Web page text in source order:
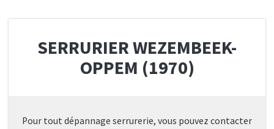
SERRURIER WEZEMBEEK-
OPPEM (1970)
Pour tout dépannage serrurerie, vous pouvez contacter